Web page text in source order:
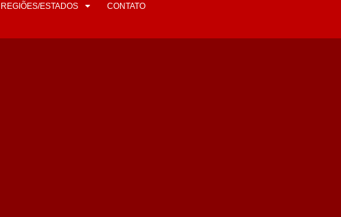
REGIÕES/ESTADOS CONTATO